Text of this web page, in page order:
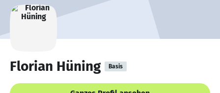
Florian Hüning Basis